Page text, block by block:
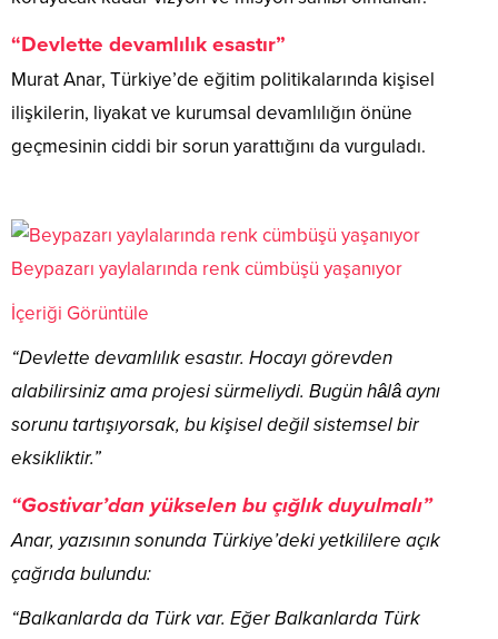
“Devlette devamlılık esastır”
Murat Anar, Türkiye’de eğitim politikalarında kişisel
ilişkilerin, liyakat ve kurumsal devamlılığın önüne
geçmesinin ciddi bir sorun yarattığını da vurguladı.
Beypazarı yaylalarında renk cümbüşü yaşanıyor
İçeriği Görüntüle
“Devlette devamlılık esastır. Hocayı görevden
alabilirsiniz ama projesi sürmeliydi. Bugün hâlâ aynı
sorunu tartışıyorsak, bu kişisel değil sistemsel bir
eksikliktir.”
“Gostivar’dan yükselen bu çığlık duyulmalı”
Anar, yazısının sonunda Türkiye’deki yetkililere açık
çağrıda bulundu:
“Balkanlarda da Türk var. Eğer Balkanlarda Türk